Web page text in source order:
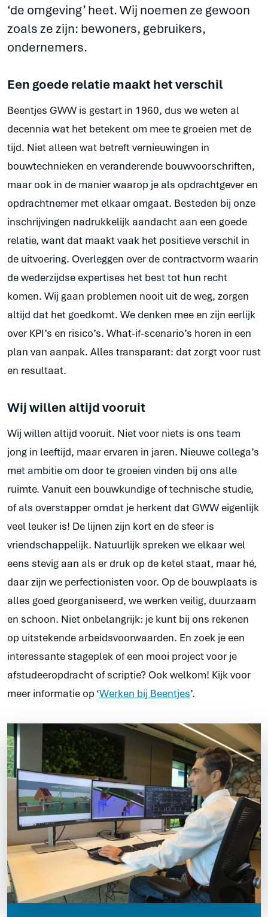
‘de omgeving’ heet. Wij noemen ze gewoon
zoals ze zijn: bewoners, gebruikers,
ondernemers.
Een goede relatie maakt het verschil
Beentjes GWW is gestart in 1960, dus we weten al
decennia wat het betekent om mee te groeien met de
tijd. Niet alleen wat betreft vernieuwingen in
bouwtechnieken en veranderende bouwvoorschriften,
maar ook in de manier waarop je als opdrachtgever en
opdrachtnemer met elkaar omgaat. Besteden bij onze
inschrijvingen nadrukkelijk aandacht aan een goede
relatie, want dat maakt vaak het positieve verschil in
de uitvoering. Overleggen over de contractvorm waarin
de wederzijdse expertises het best tot hun recht
komen. Wij gaan problemen nooit uit de weg, zorgen
altijd dat het goedkomt. We denken mee en zijn eerlijk
over KPI’s en risico’s. What-if-scenario’s horen in een
plan van aanpak. Alles transparant: dat zorgt voor rust
en resultaat.
Wij willen altijd vooruit
Wij willen altijd vooruit. Niet voor niets is ons team
jong in leeftijd, maar ervaren in jaren. Nieuwe collega’s
met ambitie om door te groeien vinden bij ons alle
ruimte. Vanuit een bouwkundige of technische studie,
of als overstapper omdat je herkent dat GWW eigenlijk
veel leuker is! De lijnen zijn kort en de sfeer is
vriendschappelijk. Natuurlijk spreken we elkaar wel
eens stevig aan als er druk op de ketel staat, maar hé,
daar zijn we perfectionisten voor. Op de bouwplaats is
alles goed georganiseerd, we werken veilig, duurzaam
en schoon. Niet onbelangrijk: je kunt bij ons rekenen
op uitstekende arbeidsvoorwaarden. En zoek je een
interessante stageplek of een mooi project voor je
afstudeeropdracht of scriptie? Ook welkom! Kijk voor
meer informatie op ‘Werken bij Beentjes’.